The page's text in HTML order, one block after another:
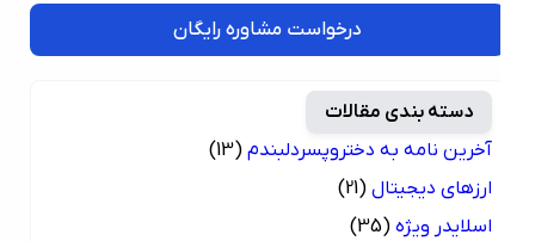
درخواست مشاوره رایگان
دسته بندی مقالات
آخرین نامه به دختروپسردلبندم (13)
ارزهای دیجیتال (21)
اسلایدر ویژه (35)